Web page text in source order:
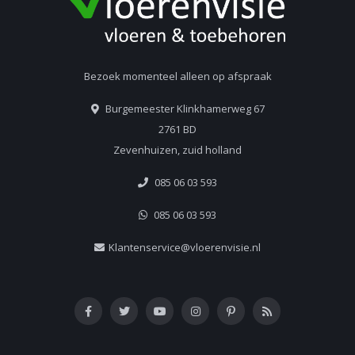
Bezoek momenteel alleen op afspraak
Burgemeester Klinkhamerweg 67
2761 BD
Zevenhuizen, zuid holland
085 06 03 593
085 06 03 593
Klantenservice@vloerenvisie.nl